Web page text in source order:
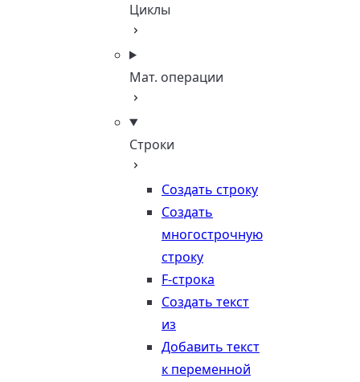
Циклы
Мат. операции
Строки
Создать строку
Создать
многострочную
строку
F-строка
Создать текст
из
Добавить текст
к переменной